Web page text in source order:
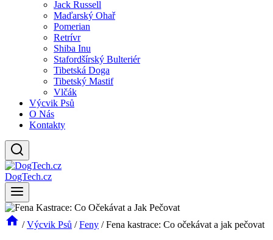
Jack Russell
Maďarský Ohař
Pomerian
Retrívr
Shiba Inu
Stafordšírský Bulteriér
Tibetská Doga
Tibetský Mastif
Vlčák
Výcvik Psů
O Nás
Kontakty
DogTech.cz
/ Výcvik Psů / Feny / Fena kastrace: Co očekávat a jak pečovat